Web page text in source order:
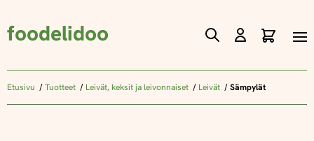
foodelidoo
Skip
Content
Etusivu Tuotteet Leivät, keksit ja leivonnaiset Leivät Sämpylät